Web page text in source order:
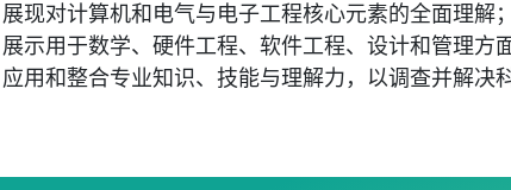
展现对计算机和电气与电子工程核心元素的全面理解；
展示用于数学、硬件工程、软件工程、设计和管理方
应用和整合专业知识、技能与理解力，以调查并解决